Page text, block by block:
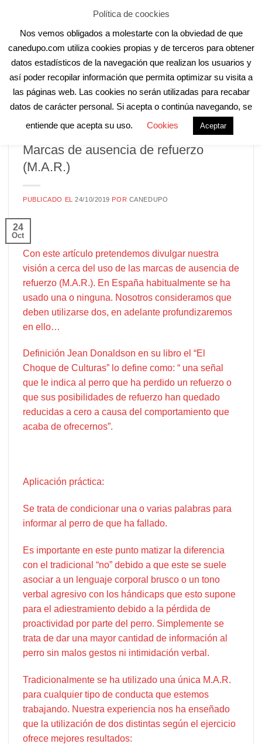
content
Aula Online Contacto Registro
Marcas de ausencia de refuerzo
(M.A.R.)
PUBLICADO EL24/10/2019 POR CANEDUPO
24
Oct
Con este artículo pretendemos divulgar nuestra
visión a cerca del uso de las marcas de ausencia de
refuerzo (M.A.R.). En España habitualmente se ha
usado una o ninguna. Nosotros consideramos que
deben utilizarse dos, en adelante profundizaremos
en ello…
Definición Jean Donaldson en su libro el “El
Choque de Culturas” lo define como: “ una señal
que le indica al perro que ha perdido un refuerzo o
que sus posibilidades de refuerzo han quedado
reducidas a cero a causa del comportamiento que
acaba de ofrecernos”.
Aplicación práctica:
Se trata de condicionar una o varias palabras para
informar al perro de que ha fallado.
Es importante en este punto matizar la diferencia
con el tradicional “no” debido a que este se suele
asociar a un lenguaje corporal brusco o un tono
verbal agresivo con los hándicaps que esto supone
para el adiestramiento debido a la pérdida de
proactividad por parte del perro. Simplemente se
trata de dar una mayor cantidad de información al
perro sin malos gestos ni intimidación verbal.
Tradicionalmente se ha utilizado una única M.A.R.
para cualquier tipo de conducta que estemos
trabajando. Nuestra experiencia nos ha enseñado
que la utilización de dos distintas según el ejercicio
ofrece mejores resultados:
Política de coockies
Nos vemos obligados a molestarte con la obviedad de que
canedupo.com utiliza cookies propias y de terceros para obtener
datos estadísticos de la navegación que realizan los usuarios y
así poder recopilar información que permita optimizar su visita a
las páginas web. Las cookies no serán utilizadas para recabar
datos de carácter personal. Si acepta o continúa navegando, se
entiende que acepta su uso.
Cookies Aceptar